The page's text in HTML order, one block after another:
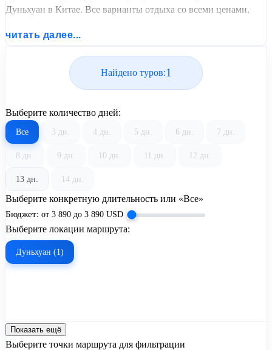
Дуньхуан в Китае. Все варианты отдыха со всеми ценами,
графиком заездов от United Travel Systems.
читать далее...
Найдено туров:1
Выберите количество дней:
Все 3 дн. 4 дн. 5 дн. 6 дн. 7 дн.
8 дн. 9 дн. 10 дн. 11 дн. 12 дн.
13 дн. 14 дн.
Выберите конкретную длительность или «Все»
Бюджет: от 3 890 до 3 890 USD
Выберите локации маршрута:
Дуньхуан (1)
Показать ещё
Выберите точки маршрута для фильтрации